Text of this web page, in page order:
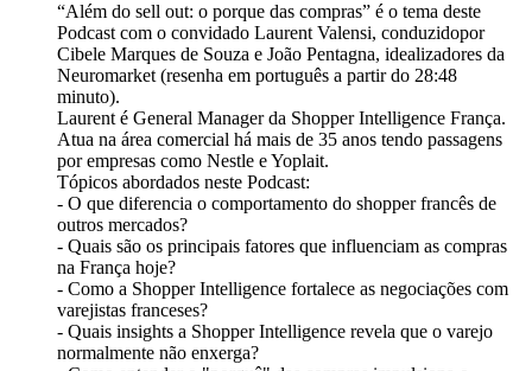
“Além do sell out: o porque das compras” é o tema deste
Podcast com o convidado Laurent Valensi, conduzidopor
Cibele Marques de Souza e João Pentagna, idealizadores da
Neuromarket (resenha em português a partir do 28:48
minuto).
Laurent é General Manager da Shopper Intelligence França.
Atua na área comercial há mais de 35 anos tendo passagens
por empresas como Nestle e Yoplait.
Tópicos abordados neste Podcast:
- O que diferencia o comportamento do shopper francês de
outros mercados?
- Quais são os principais fatores que influenciam as compras
na França hoje?
- Como a Shopper Intelligence fortalece as negociações com
varejistas franceses?
- Quais insights a Shopper Intelligence revela que o varejo
normalmente não enxerga?